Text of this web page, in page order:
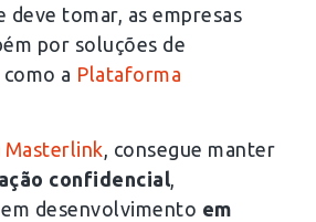
deve tomar, as empresas
por soluções de
a Plataforma
Masterlink, consegue manter
confidencial,
desenvolvimento em